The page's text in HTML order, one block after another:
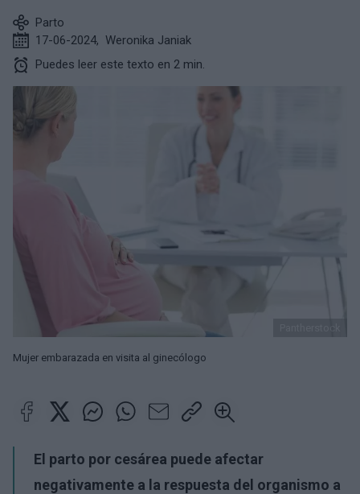
Parto
17-06-2024, Weronika Janiak
Puedes leer este texto en 2 min.
Mujer embarazada en visita al ginecólogo
El parto por cesárea puede afectar
negativamente a la respuesta del organismo a